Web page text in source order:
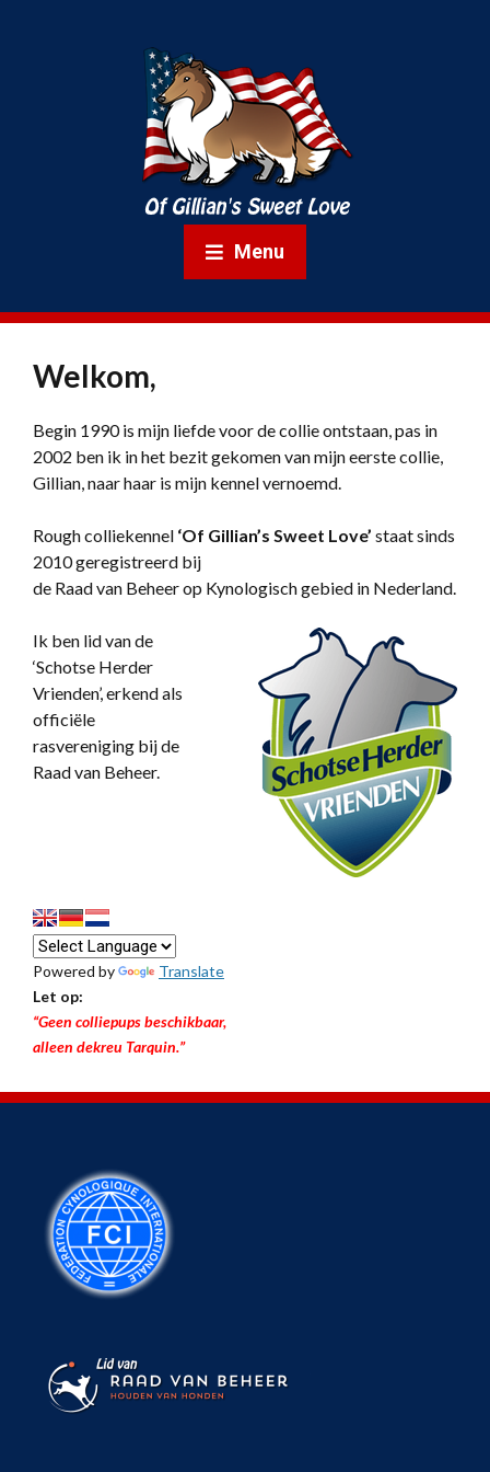
Menu
Welkom,
Begin 1990 is mijn liefde voor de collie ontstaan, pas in
2002 ben ik in het bezit gekomen van mijn eerste collie,
Gillian, naar haar is mijn kennel vernoemd.
Rough colliekennel ‘Of Gillian’s Sweet Love’ staat sinds
2010 geregistreerd bij
de Raad van Beheer op Kynologisch gebied in Nederland.
Ik ben lid van de
‘Schotse Herder
Vrienden’, erkend als
officiële
rasvereniging bij de
Raad van Beheer.
Powered by
Translate
Let op:
“Geen colliepups beschikbaar,
alleen dekreu Tarquin.”